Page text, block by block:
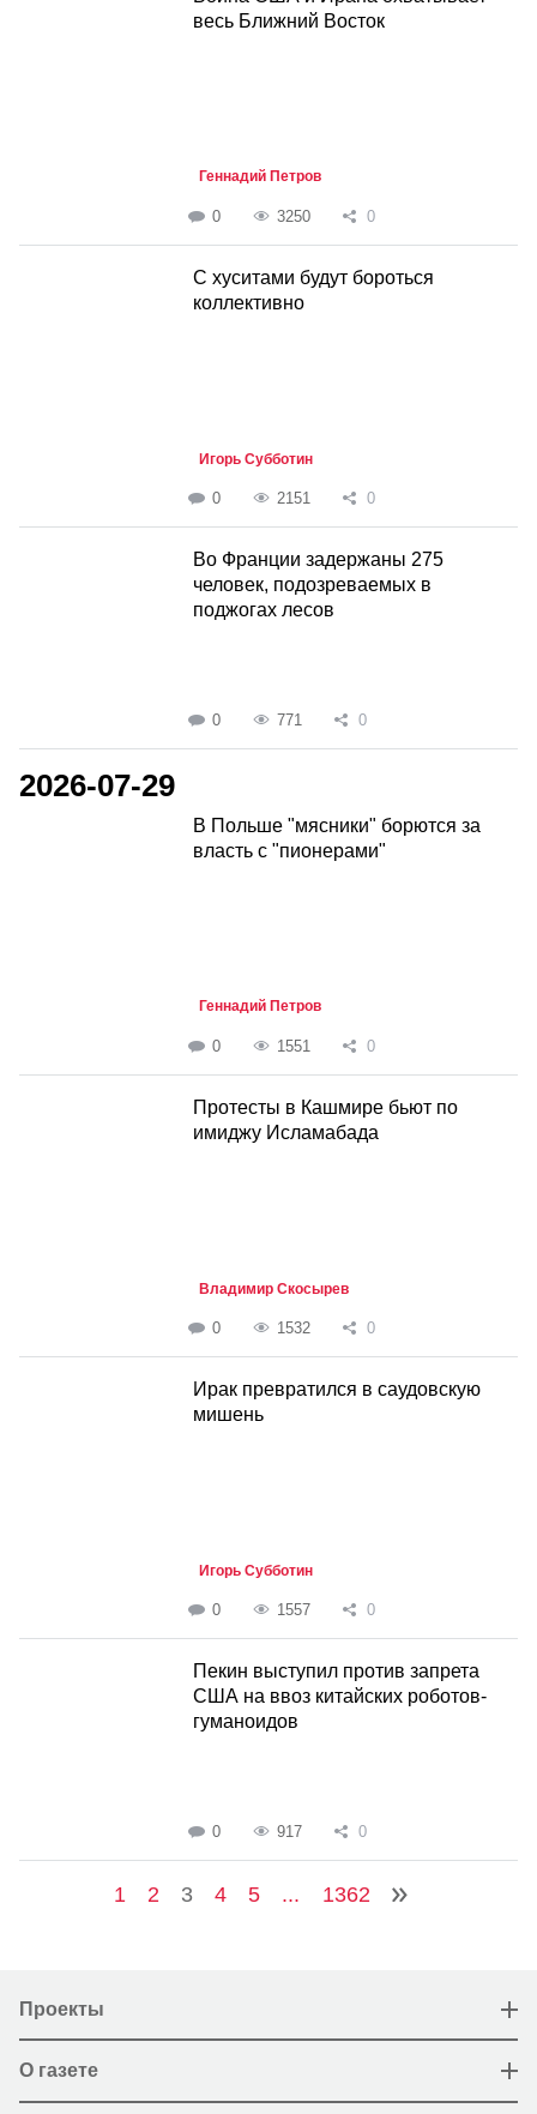
весь Ближний Восток
Геннадий Петров
0 3250 0
С хуситами будут бороться
коллективно
Игорь Субботин
0 2151 0
Во Франции задержаны 275
человек, подозреваемых в
поджогах лесов
0 771 0
2026-07-29
В Польше "мясники" борются за
власть с "пионерами"
Геннадий Петров
0 1551 0
Протесты в Кашмире бьют по
имиджу Исламабада
Владимир Скосырев
0 1532 0
Ирак превратился в саудовскую
мишень
Игорь Субботин
0 1557 0
Пекин выступил против запрета
США на ввоз китайских роботов-
гуманоидов
0 917 0
1 2 3 4 5 ... 1362
Проекты
О газете